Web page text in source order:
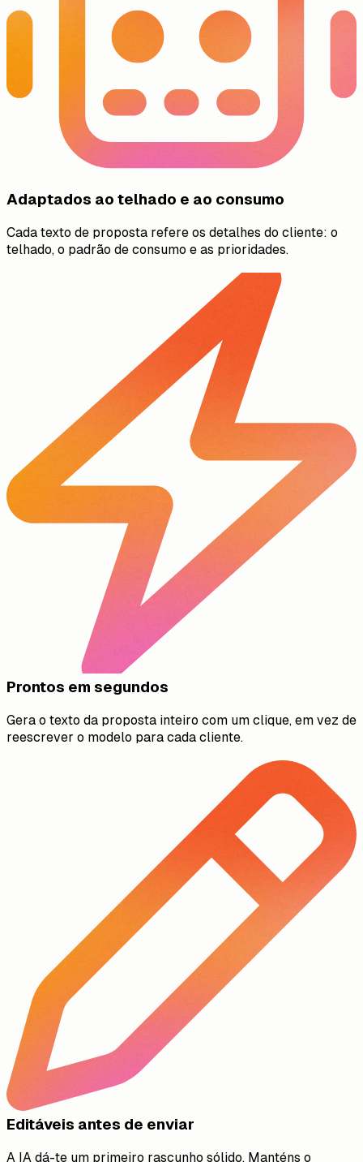
Adaptados ao telhado e ao consumo
Cada texto de proposta refere os detalhes do cliente: o
telhado, o padrão de consumo e as prioridades.
Prontos em segundos
Gera o texto da proposta inteiro com um clique, em vez de
reescrever o modelo para cada cliente.
Editáveis antes de enviar
A IA dá-te um primeiro rascunho sólido. Manténs o